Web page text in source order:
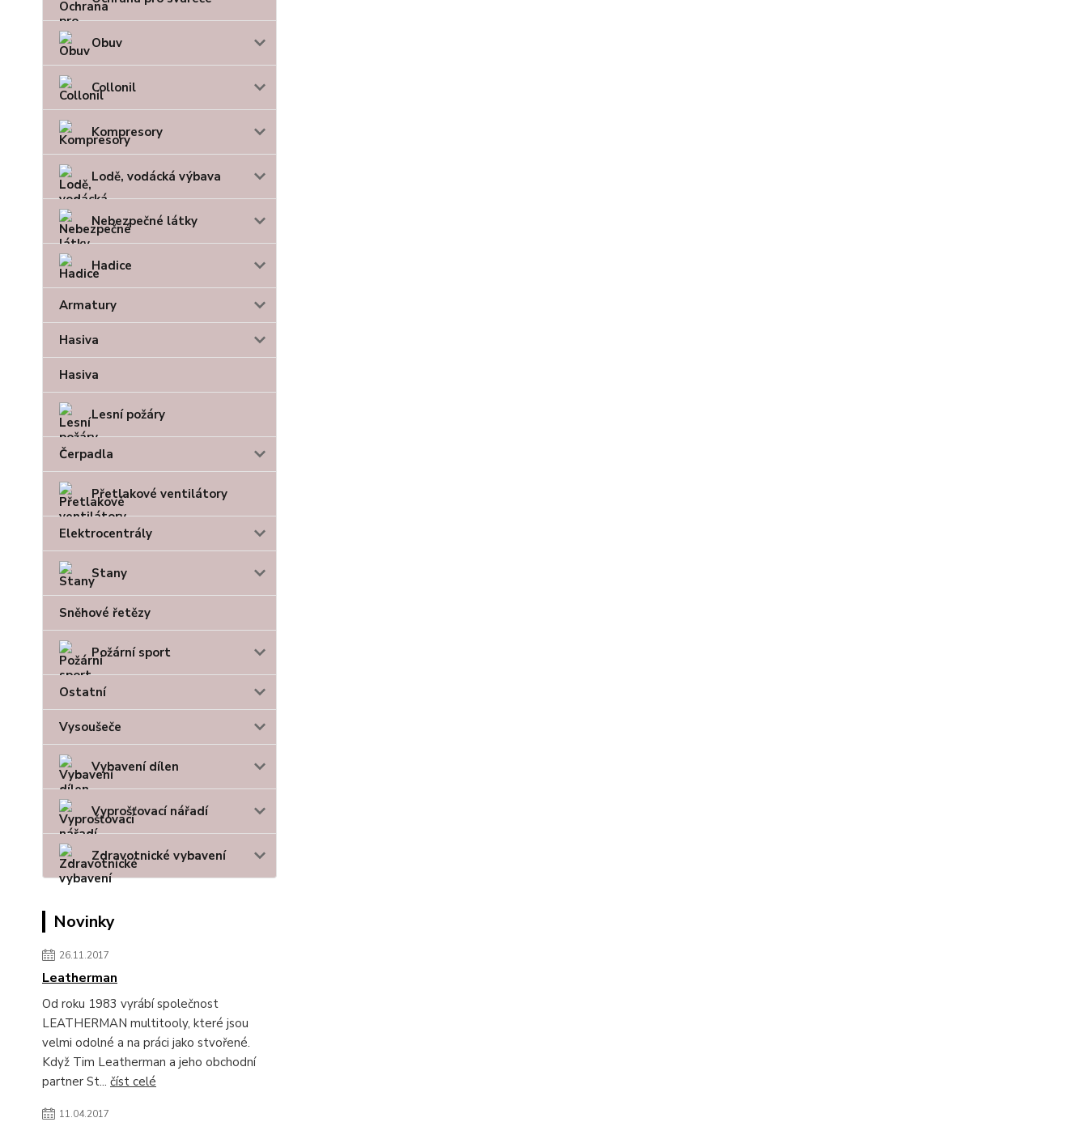
Obuv
Collonil
Kompresory
Lodě, vodácká výbava
Nebezpečné látky
Hadice
Armatury
Hasiva
Hasiva
Lesní požáry
Čerpadla
Přetlakové ventilátory
Elektrocentrály
Stany
Sněhové řetězy
Požární sport
Ostatní
Vysoušeče
Vybavení dílen
Vyprošťovací nářadí
Zdravotnické vybavení
Novinky
26.11.2017
Leatherman
Od roku 1983 vyrábí společnost
LEATHERMAN multitooly, které jsou
velmi odolné a na práci jako stvořené.
Když Tim Leatherman a jeho obchodní
partner St... číst celé
11.04.2017